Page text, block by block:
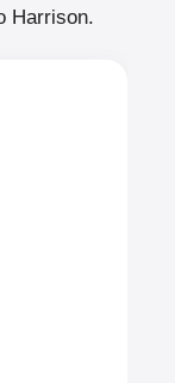
Harrison.